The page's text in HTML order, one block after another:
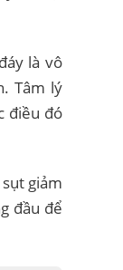
là vô
Tâm lý
điều đó
giảm
đầu để